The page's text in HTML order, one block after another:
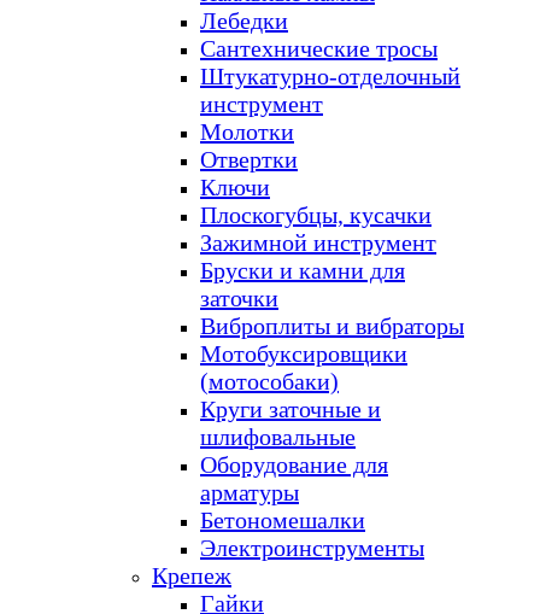
Лебедки
Сантехнические тросы
Штукатурно-отделочный
инструмент
Молотки
Отвертки
Ключи
Плоскогубцы, кусачки
Зажимной инструмент
Бруски и камни для
заточки
Виброплиты и вибраторы
Мотобуксировщики
(мотособаки)
Круги заточные и
шлифовальные
Оборудование для
арматуры
Бетономешалки
Электроинструменты
Крепеж
Гайки